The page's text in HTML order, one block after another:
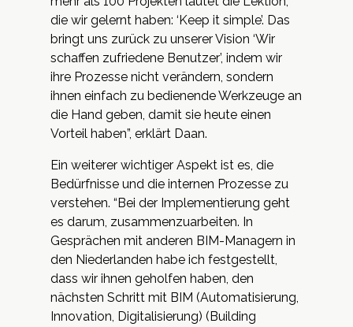
die wir gelernt haben: ‘Keep it simple’. Das
bringt uns zurück zu unserer Vision ‘Wir
schaffen zufriedene Benutzer’, indem wir
ihre Prozesse nicht verändern, sondern
ihnen einfach zu bedienende Werkzeuge an
die Hand geben, damit sie heute einen
Vorteil haben”, erklärt Daan.
Ein weiterer wichtiger Aspekt ist es, die
Bedürfnisse und die internen Prozesse zu
verstehen. “Bei der Implementierung geht
es darum, zusammenzuarbeiten. In
Gesprächen mit anderen BIM-Managern in
den Niederlanden habe ich festgestellt,
dass wir ihnen geholfen haben, den
nächsten Schritt mit BIM (Automatisierung,
Innovation, Digitalisierung) (Building